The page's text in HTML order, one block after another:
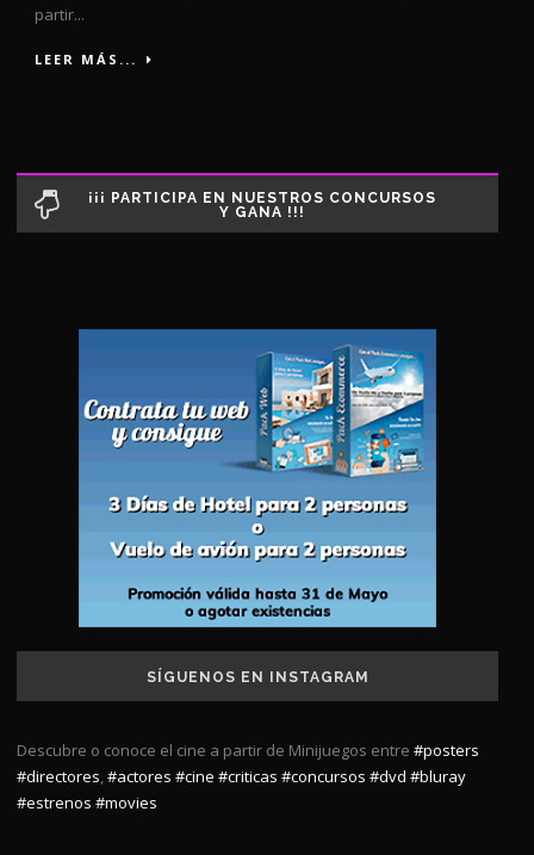
partir...
LEER MÁS...
¡¡¡ PARTICIPA EN NUESTROS CONCURSOS
Y GANA !!!
SÍGUENOS EN INSTAGRAM
Descubre o conoce el cine a partir de Minijuegos entre #posters
#directores,#actores #cine #criticas #concursos #dvd #bluray
#estrenos #movies